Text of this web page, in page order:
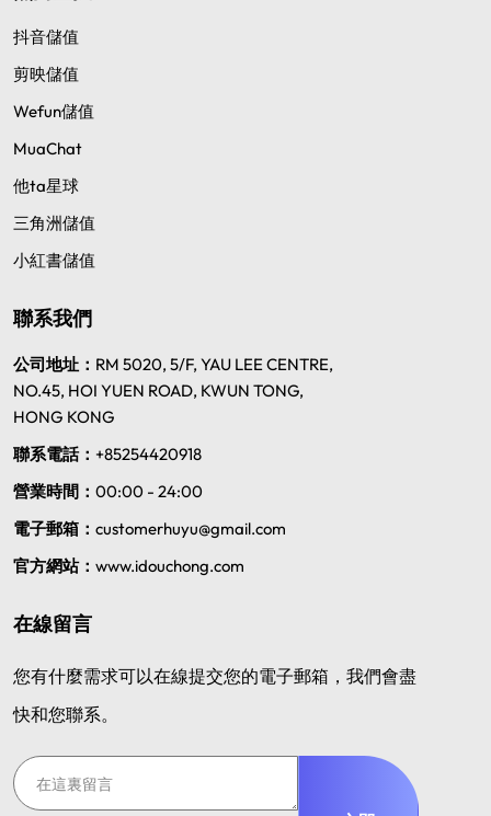
抖音儲值
剪映儲值
Wefun儲值
MuaChat
他ta星球
三角洲儲值
小紅書儲值
聯系我們
公司地址： RM 5020, 5/F, YAU LEE CENTRE,
NO.45, HOI YUEN ROAD, KWUN TONG,
HONG KONG
聯系電話： +85254420918
營業時間： 00:00 - 24:00
電子郵箱： customerhuyu@gmail.com
官方網站： www.idouchong.com
在線留言
您有什麼需求可以在線提交您的電子郵箱，我們會盡
快和您聯系。